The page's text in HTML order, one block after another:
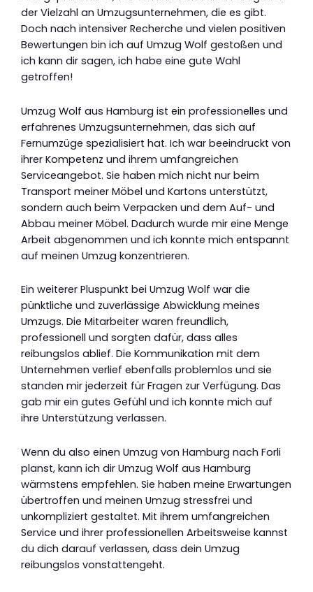
der Vielzahl an Umzugsunternehmen, die es gibt.
Doch nach intensiver Recherche und vielen positiven
Bewertungen bin ich auf Umzug Wolf gestoßen und
ich kann dir sagen, ich habe eine gute Wahl
getroffen!
Umzug Wolf aus Hamburg ist ein professionelles und
erfahrenes Umzugsunternehmen, das sich auf
Fernumzüge spezialisiert hat. Ich war beeindruckt von
ihrer Kompetenz und ihrem umfangreichen
Serviceangebot. Sie haben mich nicht nur beim
Transport meiner Möbel und Kartons unterstützt,
sondern auch beim Verpacken und dem Auf- und
Abbau meiner Möbel. Dadurch wurde mir eine Menge
Arbeit abgenommen und ich konnte mich entspannt
auf meinen Umzug konzentrieren.
Ein weiterer Pluspunkt bei Umzug Wolf war die
pünktliche und zuverlässige Abwicklung meines
Umzugs. Die Mitarbeiter waren freundlich,
professionell und sorgten dafür, dass alles
reibungslos ablief. Die Kommunikation mit dem
Unternehmen verlief ebenfalls problemlos und sie
standen mir jederzeit für Fragen zur Verfügung. Das
gab mir ein gutes Gefühl und ich konnte mich auf
ihre Unterstützung verlassen.
Wenn du also einen Umzug von Hamburg nach Forli
planst, kann ich dir Umzug Wolf aus Hamburg
wärmstens empfehlen. Sie haben meine Erwartungen
übertroffen und meinen Umzug stressfrei und
unkompliziert gestaltet. Mit ihrem umfangreichen
Service und ihrer professionellen Arbeitsweise kannst
du dich darauf verlassen, dass dein Umzug
reibungslos vonstattengeht.